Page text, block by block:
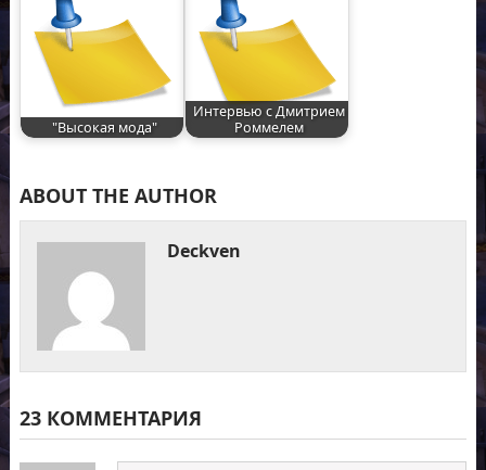
"Высокая мода"
Интервью с Дмитрием
Роммелем
ABOUT THE AUTHOR
Deckven
23 КОММЕНТАРИЯ